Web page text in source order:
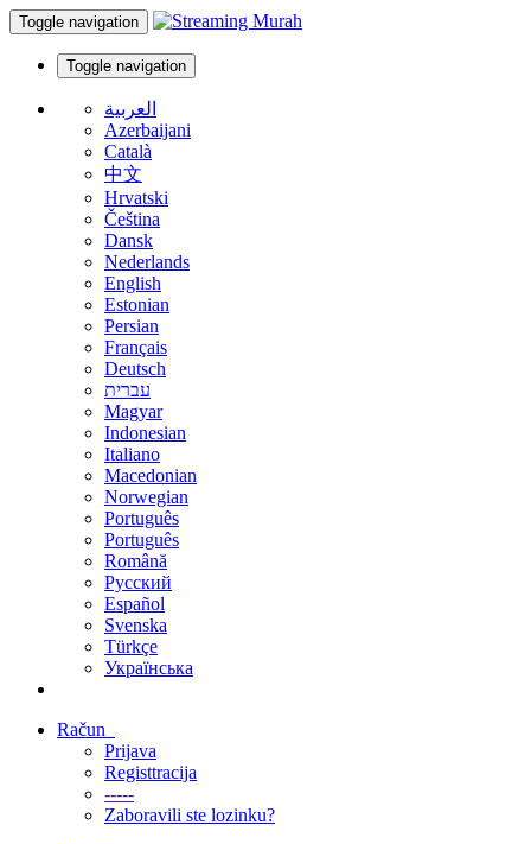
Toggle navigation
Toggle navigation
العربية
Azerbaijani
Català
中文
Hrvatski
Čeština
Dansk
Nederlands
English
Estonian
Persian
Français
Deutsch
עברית
Magyar
Indonesian
Italiano
Macedonian
Norwegian
Português
Português
Română
Русский
Español
Svenska
Türkçe
Українська
Račun
Prijava
Registtracija
-----
Zaboravili ste lozinku?